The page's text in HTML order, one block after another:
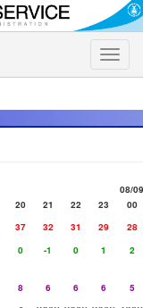
Toggle
08/09
20 21 22 23
00
37 32 31 29
28
0 -1 0 1
2
8 6 6 6
5